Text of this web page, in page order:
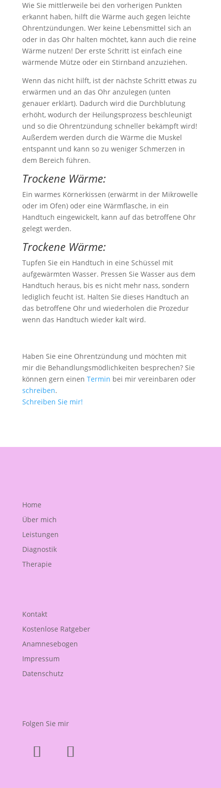
Wie Sie mittlerweile bei den vorherigen Punkten
erkannt haben, hilft die Wärme auch gegen leichte
Ohrentzündungen. Wer keine Lebensmittel sich an
oder in das Ohr halten möchtet, kann auch die reine
Wärme nutzen! Der erste Schritt ist einfach eine
wärmende Mütze oder ein Stirnband anzuziehen.
Wenn das nicht hilft, ist der nächste Schritt etwas zu
erwärmen und an das Ohr anzulegen (unten
genauer erklärt). Dadurch wird die Durchblutung
erhöht, wodurch der Heilungsprozess beschleunigt
und so die Ohrentzündung schneller bekämpft wird!
Außerdem werden durch die Wärme die Muskel
entspannt und kann so zu weniger Schmerzen in
dem Bereich führen.
Trockene Wärme:
Ein warmes Körnerkissen (erwärmt in der Mikrowelle
oder im Ofen) oder eine Wärmflasche, in ein
Handtuch eingewickelt, kann auf das betroffene Ohr
gelegt werden.
Trockene Wärme:
Tupfen Sie ein Handtuch in eine Schüssel mit
aufgewärmten Wasser. Pressen Sie Wasser aus dem
Handtuch heraus, bis es nicht mehr nass, sondern
lediglich feucht ist. Halten Sie dieses Handtuch an
das betroffene Ohr und wiederholen die Prozedur
wenn das Handtuch wieder kalt wird.
Haben Sie eine Ohrentzündung und möchten mit
mir die Behandlungsmödlichkeiten besprechen? Sie
können gern einen Termin bei mir vereinbaren oder
schreiben.
Schreiben Sie mir!
Home
Über mich
Leistungen
Diagnostik
Therapie
Kontakt
Kostenlose Ratgeber
Anamnesebogen
Impressum
Datenschutz
Folgen Sie mir